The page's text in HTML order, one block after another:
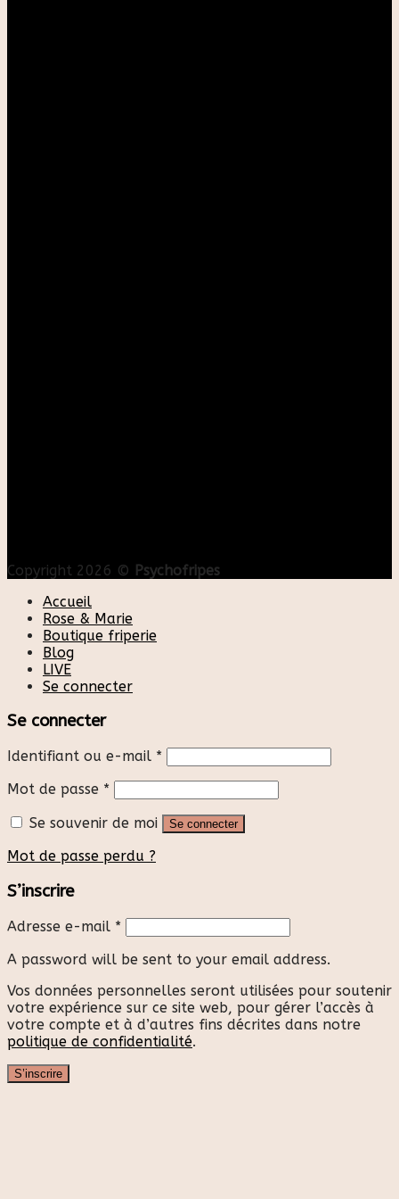
Copyright 2026 © Psychofripes
Accueil
Rose & Marie
Boutique friperie
Blog
LIVE
Se connecter
Se connecter
Identifiant ou e-mail *
Mot de passe *
Se souvenir de moi
Se connecter
Mot de passe perdu ?
S’inscrire
Adresse e-mail *
A password will be sent to your email address.
Vos données personnelles seront utilisées pour soutenir
votre expérience sur ce site web, pour gérer l’accès à
votre compte et à d’autres fins décrites dans notre
politique de confidentialité.
S’inscrire